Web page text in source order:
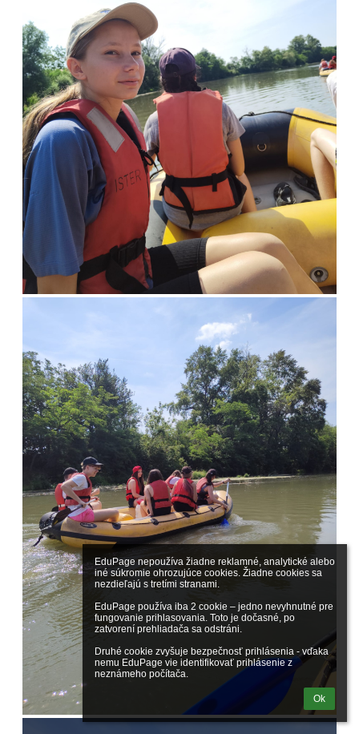
EduPage nepoužíva žiadne reklamné, analytické alebo
iné súkromie ohrozujúce cookies. Žiadne cookies sa
nezdieľajú s tretími stranami.
EduPage používa iba 2 cookie – jedno nevyhnutné pre
fungovanie prihlasovania. Toto je dočasné, po
zatvorení prehliadača sa odstráni.
Druhé cookie zvyšuje bezpečnosť prihlásenia - vďaka
nemu EduPage vie identifikovať prihlásenie z
neznámeho počítača.
Ok